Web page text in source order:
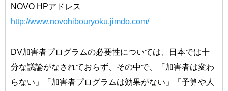
NOVO HPアドレス
http://www.novohibouryoku.jimdo.com/
DV加害者プログラムの必要性については、日本では十
分な議論がなされておらず、その中で、「加害者は変わ
らない」「加害者プログラムは効果がない」「予算や人